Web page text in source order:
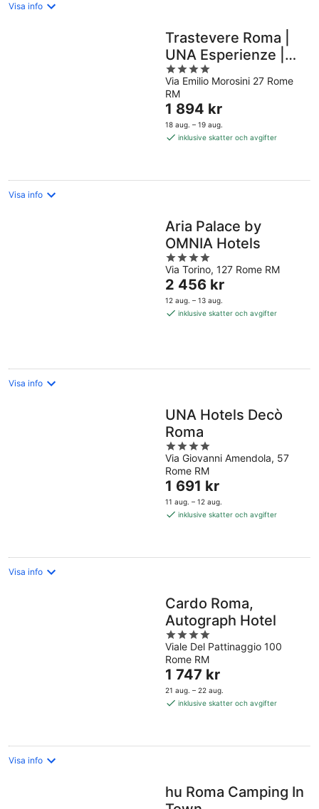
Visa info
Trastevere Roma |
UNA Esperienze |
Preferred Hotels
and Resorts
4
out
of
5
Via Emilio Morosini 27 Rome
RM
Priset
är
1 894 kr
1 894 kr
18 aug. – 19 aug.
inklusive skatter och avgifter
Visa info
Aria Palace by
OMNIA Hotels
4
out
of
5
Via Torino, 127 Rome RM
Priset
är
2 456 kr
2 456 kr
12 aug. – 13 aug.
inklusive skatter och avgifter
Visa info
UNA Hotels Decò
Roma
4
out
of
5
Via Giovanni Amendola, 57
Rome RM
Priset
är
1 691 kr
1 691 kr
11 aug. – 12 aug.
inklusive skatter och avgifter
Visa info
Cardo Roma,
Autograph Hotel
4
out
of
5
Viale Del Pattinaggio 100
Rome RM
Priset
är
1 747 kr
1 747 kr
21 aug. – 22 aug.
inklusive skatter och avgifter
Visa info
hu Roma Camping In